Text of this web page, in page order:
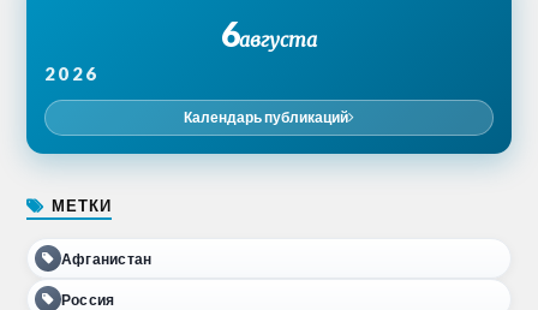
6августа
2026
Календарь публикаций
МЕТКИ
Афганистан
Россия